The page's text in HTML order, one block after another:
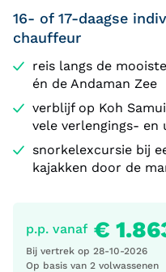
16- of 17-daagse
chauffeur
reis langs de
én de Andaman Zee
verblijf op Koh
vele verlengings- en
snorkelexcursie bij
kajakken door de
p.p. vanaf €
Bij vertrek op 28-10-2026
Op basis van 2 volwassenen